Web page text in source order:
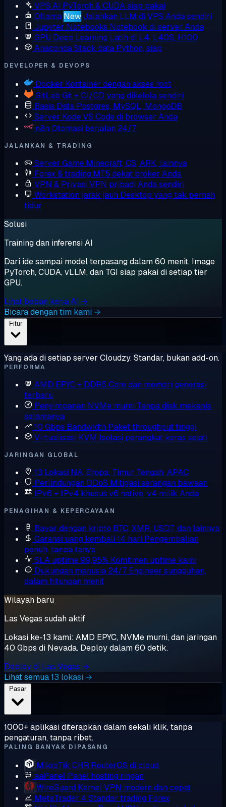
VPS AI PyTorch & CUDA siap pakai
Ollama NewJalankan LLM di VPS Anda sendiri
Jupyter Notebooks Notebook di server Anda
GPU Deep Learning Latih di L4, L40S, H100
AnacondaStack data Python, siap
DEVELOPER & DEVOPS
Docker Kontainer dengan akses root
GitLab Git + CI/CD yang dikelola sendiri
Basis Data Postgres, MySQL, MongoDB
Server KodeVS Code di browser Anda
n8n Otomasi berjalan 24/7
JALANKAN & TRADING
Server Game Minecraft, CS, ARK, lainnya
Forex & trading MT5 dekat broker Anda
VPN & Privasi VPN pribadi Anda sendiri
Workstation jarak jauh Desktop yang tak pernah
tidur
Solusi
Training dan inferensi AI
Dari ide sampai model terpasang dalam 60 menit. Image
PyTorch, CUDA, vLLM, dan TGI siap pakai di setiap tier
GPU.
Lihat beban kerja AI →
Bicara dengan tim kami →
Fitur
Yang ada di setiap server Cloudzy. Standar, bukan add-on.
PERFORMA
AMD EPYC + DDR5 Core dan memori generasi
terbaru
Penyimpanan NVMe murni Tanpa disk mekanis,
selamanya
10 Gbps Bandwidth Paket throughput tinggi
Virtualisasi KVM Isolasi perangkat keras sejati
JARINGAN GLOBAL
13 Lokasi NA, Eropa, Timur Tengah, APAC
Perlindungan DDoS Mitigasi serangan bawaan
IPv6 + IPv4 khusus v6 native, v4 milik Anda
PENAGIHAN & KEPERCAYAAN
Bayar dengan kripto BTC, XMR, USDT, dan lainnya
Garansi uang kembali 14 hari Pengembalian
penuh, tanpa tanya
SLA uptime 99,95% Komitmen uptime kami
Dukungan manusia 24/7 Engineer sungguhan,
dalam hitungan menit
Wilayah baru
Las Vegas sudah aktif
Lokasi ke-13 kami: AMD EPYC, NVMe murni, dan jaringan
40 Gbps di Nevada. Deploy dalam 60 detik.
Deploy di Las Vegas →
Lihat semua 13 lokasi →
Pasar
1000+ aplikasi diterapkan dalam sekali klik, tanpa
pengaturan, tanpa ribet.
PALING BANYAK DIPASANG
MikroTik CHR RouterOS di cloud
aaPanel Panel hosting ringan
WireGuard Kernel VPN modern dan cepat
MetaTrader 4 Standar trading Forex